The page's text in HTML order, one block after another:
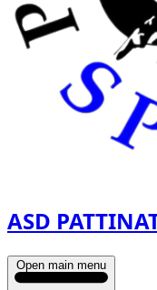
ASD
Open main menu